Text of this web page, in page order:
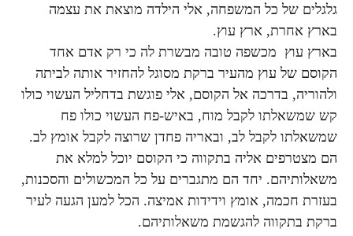
גלגלים של כל המשפחה, אלי הילדה מוצאת את עצמה
בארץ אחרת, ארץ עוץ.
בארץ עוץ מכשפה טובה מבשרת לה כי רק אדם אחד
הקוסם של עוץ מהעיר ברקת מסוגל להחזיר אותה לביתה
ולהוריה, בדרכה אל הקוסם, אלי פוגשת בדחליל העשוי כולו
קש שמשאלתו לקבל מוח, באיש-פח העשוי כולו פח
שמשאלתו לקבל לב, ובאריה פחדן שרוצה לקבל אומץ לב.
הם מצטרפים אליה בתקווה כי הקוסם יוכל למלא את
משאלותיהם. יחד הם מתגברים על כל המכשולים והסכנות,
בעזרת חכמה, אומץ וידידות אמיצה. הכל למען הגעה לעיר
ברקת בתקווה להגשמת משאלותיהם.